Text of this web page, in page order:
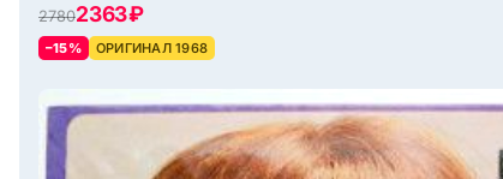
27802363 ₽
–15% ОРИГИНАЛ 1968